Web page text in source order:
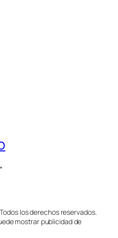
los derechos reservados.
mostrar publicidad de